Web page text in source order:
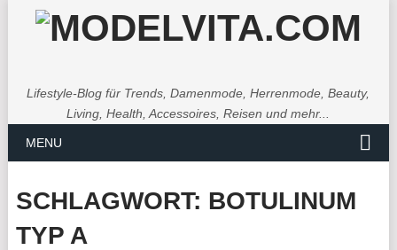
Lifestyle-Blog für Trends, Damenmode, Herrenmode, Beauty,
Living, Health, Accessoires, Reisen und mehr...
MENU
SCHLAGWORT: BOTULINUM
TYP A